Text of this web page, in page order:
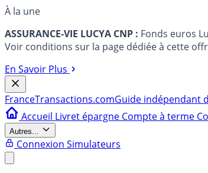
À la une
ASSURANCE-VIE LUCYA CNP : Fonds euros
Voir conditions sur la page dédiée à cette
En Savoir Plus
FranceTransactions.comGuide indépendant
Accueil Livret épargne Compte à terme
Autres...
Connexion Simulateurs